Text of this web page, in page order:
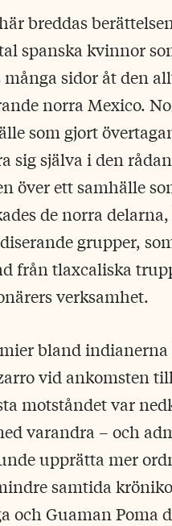
breddas
spanska kvinnor
många sidor åt den
norra Mexico.
som gjort
sig själva i den
över ett samhälle
de norra
grupper,
från tlaxcaliska
verksamhet.
bland
vid ankomsten
motståndet var
varandra – och
upprätta mer
samtida
och Guaman Poma